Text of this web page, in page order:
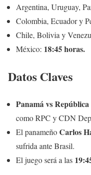
Argentina, Uruguay,
Colombia, Ecuador y
Chile, Bolivia y
México: 18:45 horas.
Datos Claves
Panamá vs
como RPC y CDN
El panameñoCarlos
sufrida ante Brasil.
El juego será a las